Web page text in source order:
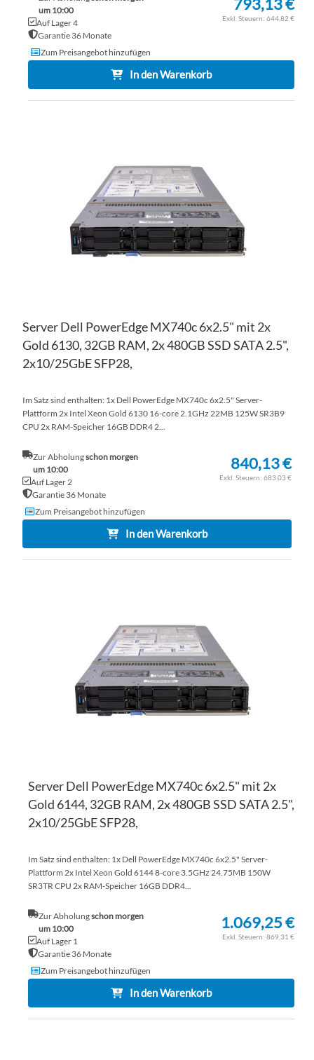
um 10:00
Auf Lager 4
Garantie 36 Monate
793,13 €
644,82 €
Zum Preisangebot hinzufügen
In den Warenkorb
Server Dell PowerEdge MX740c 6x2.5" mit 2x
Gold 6130, 32GB RAM, 2x 480GB SSD SATA 2.5",
2x10/25GbE SFP28,
Im Satz sind enthalten: 1x Dell PowerEdge MX740c 6x2.5" Server-
Plattform 2x Intel Xeon Gold 6130 16-core 2.1GHz 22MB 125W SR3B9
CPU 2x RAM-Speicher 16GB DDR4 2...
Zur Abholungschon morgen
um 10:00
Auf Lager 2
Garantie 36 Monate
840,13 €
683,03 €
Zum Preisangebot hinzufügen
In den Warenkorb
Server Dell PowerEdge MX740c 6x2.5" mit 2x
Gold 6144, 32GB RAM, 2x 480GB SSD SATA 2.5",
2x10/25GbE SFP28,
Im Satz sind enthalten: 1x Dell PowerEdge MX740c 6x2.5" Server-
Plattform 2x Intel Xeon Gold 6144 8-core 3.5GHz 24.75MB 150W
SR3TR CPU 2x RAM-Speicher 16GB DDR4...
Zur Abholungschon morgen
um 10:00
Auf Lager 1
Garantie 36 Monate
1.069,25 €
869,31 €
Zum Preisangebot hinzufügen
In den Warenkorb